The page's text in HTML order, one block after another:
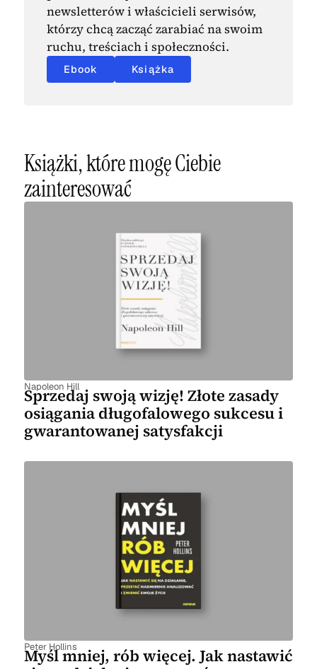
newsletterów i właścicieli serwisów,
którzy chcą zacząć zarabiać na swoim
ruchu, treściach i społeczności.
Ebook Książka
Książki, które mogę Ciebie
zainteresować
Napoleon Hill
Sprzedaj swoją wizję! Złote zasady
osiągania długofalowego sukcesu i
gwarantowanej satysfakcji
Peter Hollins
Myśl mniej, rób więcej. Jak nastawić